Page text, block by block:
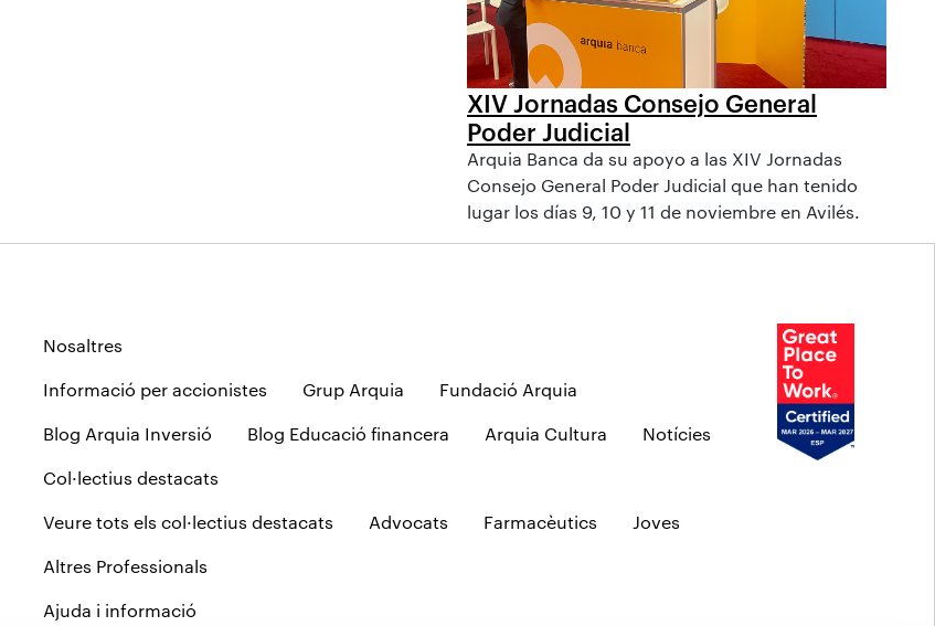
XIV Jornadas Consejo General
Poder Judicial
Arquia Banca da su apoyo a las XIV Jornadas
Consejo General Poder Judicial que han tenido
lugar los días 9, 10 y 11 de noviembre en Avilés.
Nosaltres
Informació per accionistes Grup Arquia Fundació Arquia
Blog Arquia Inversió Blog Educació financera Arquia Cultura Notícies
Col·lectius destacats
Veure tots els col·lectius destacats Advocats Farmacèutics Joves
Altres Professionals
Ajuda i informació